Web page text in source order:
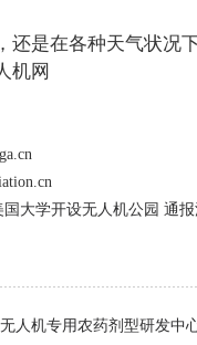
还是在各种天气状况
机网
国大学开设无人机公园 通
人机专用农药剂型研发中